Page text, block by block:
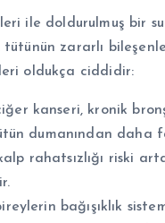
doldurulmuş bir su
zararlı
oldukça ciddidir:
kanseri, kronik
dumanından daha
rahatsızlığı riski
bağışıklık